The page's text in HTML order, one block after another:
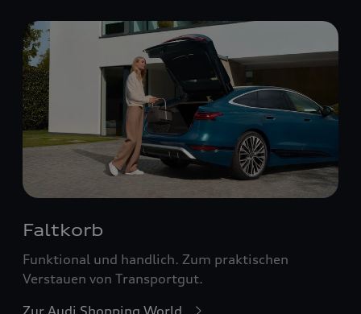
Faltkorb
Funktional und handlich. Zum praktischen
Verstauen von Transportgut.